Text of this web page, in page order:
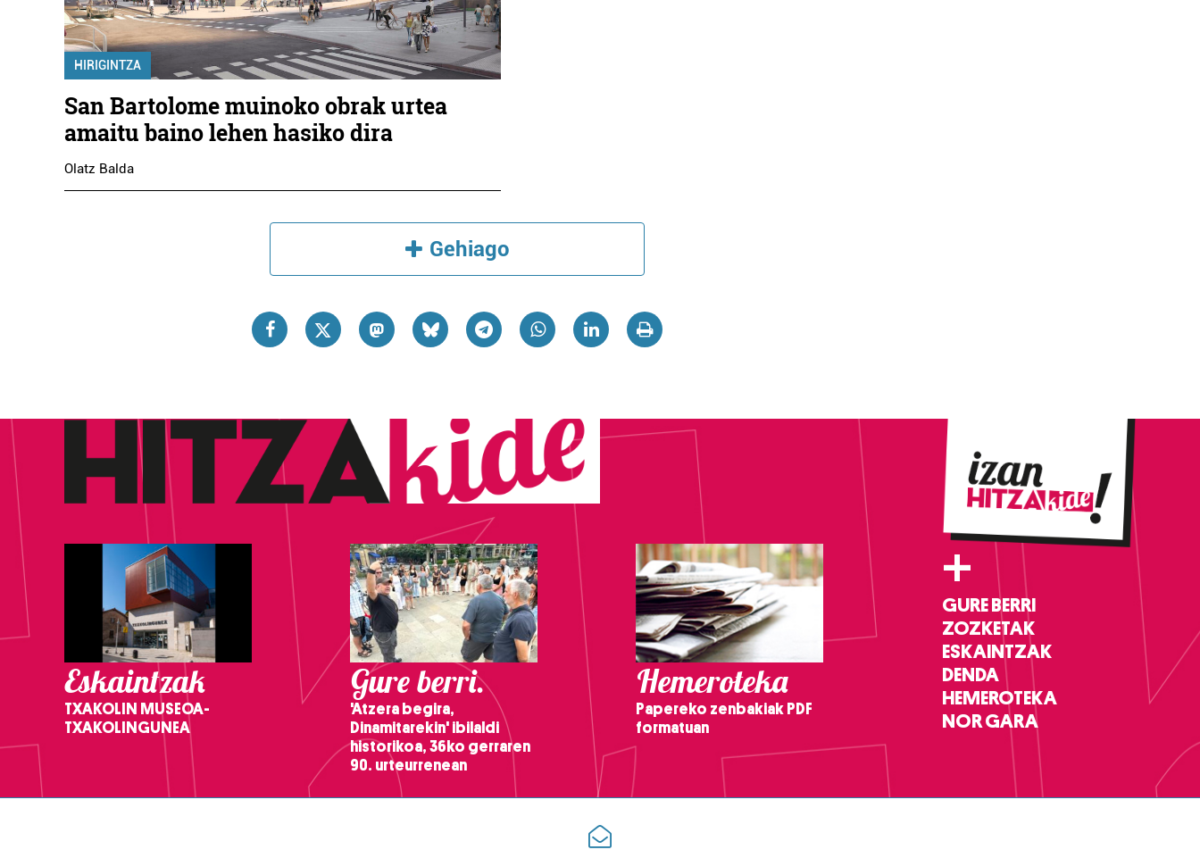
HIRIGINTZA
San Bartolome muinoko obrak urtea
amaitu baino lehen hasiko dira
Olatz Balda
Gehiago
Eskaintzak
TXAKOLIN MUSEOA-
TXAKOLINGUNEA
Gure berri.
'Atzera begira,
Dinamitarekin' ibilaldi
historikoa, 36ko gerraren
90. urteurrenean
Hemeroteka
Papereko zenbakiak PDF
formatuan
+
GURE BERRI
ZOZKETAK
ESKAINTZAK
DENDA
HEMEROTEKA
NOR GARA